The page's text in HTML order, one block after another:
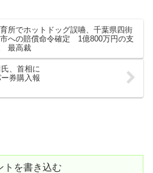
所でホットドッグ誤嚥、千葉県四街
への賠償命令確定 1億800万円の支
最高裁
、首相に
券購入報
トを書き込む